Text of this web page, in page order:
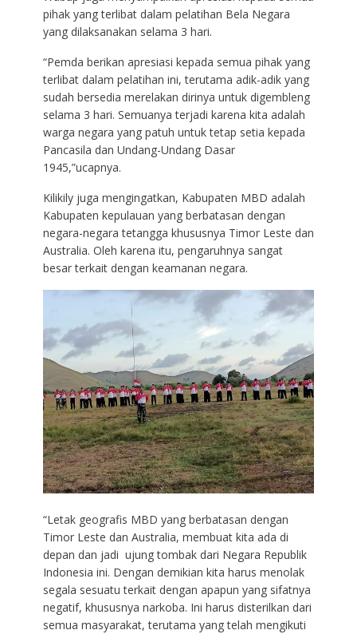
pihak yang terlibat dalam pelatihan Bela Negara
yang dilaksanakan selama 3 hari.
“Pemda berikan apresiasi kepada semua pihak yang
terlibat dalam pelatihan ini, terutama adik-adik yang
sudah bersedia merelakan dirinya untuk digembleng
selama 3 hari. Semuanya terjadi karena kita adalah
warga negara yang patuh untuk tetap setia kepada
Pancasila dan Undang-Undang Dasar
1945,”ucapnya.
Kilikily juga mengingatkan, Kabupaten MBD adalah
Kabupaten kepulauan yang berbatasan dengan
negara-negara tetangga khususnya Timor Leste dan
Australia. Oleh karena itu, pengaruhnya sangat
besar terkait dengan keamanan negara.
“Letak geografis MBD yang berbatasan dengan
Timor Leste dan Australia, membuat kita ada di
depan dan jadi ujung tombak dari Negara Republik
Indonesia ini. Dengan demikian kita harus menolak
segala sesuatu terkait dengan apapun yang sifatnya
negatif, khususnya narkoba. Ini harus disterilkan dari
semua masyarakat, terutama yang telah mengikuti